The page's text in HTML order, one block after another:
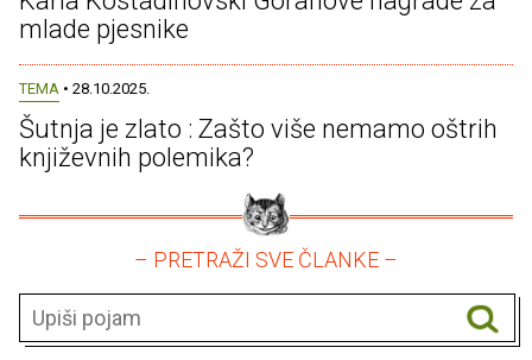
mlade pjesnike
TEMA • 28.10.2025.
Šutnja je zlato : Zašto više nemamo oštrih
književnih polemika?
– PRETRAŽI SVE ČLANKE –